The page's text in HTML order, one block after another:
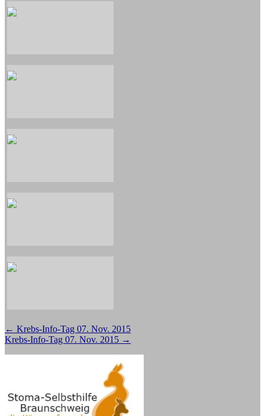
Beitragsnavigation
← Krebs-Info-Tag 07. Nov. 2015
Krebs-Info-Tag 07. Nov. 2015 →